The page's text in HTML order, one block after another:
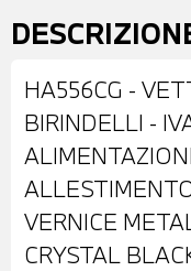
HA556CG -
BIRINDELLI -
VERNICE
CRYSTAL